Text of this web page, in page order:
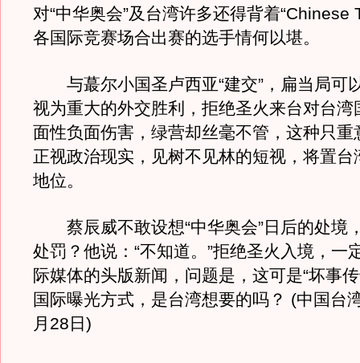
对“中华奥会”及台湾许多还得背着“Chinese
各国际竞赛场合出赛的选手情何以堪。
与蕞尔小国圣卢西亚“建交”，扁当局可
视为重大的外交胜利，拒绝圣火来台对台湾
面性负面伤害，绿营却丝毫不管，这种只重
正视政治现实，见树不见林的短视，将置台
地位。
蔡辰威不敢设想“中华奥会”日后的处境
处罚？他说：“不知道。”拒绝圣火入境，一
际媒体的头版新闻，问题是，这可是“坏事
国际曝光方式，是台湾想要的吗？ (中国台
月28日)